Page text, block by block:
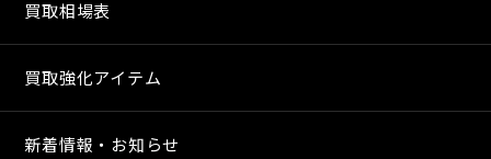
買取相場表
買取強化アイテム
新着情報・お知らせ